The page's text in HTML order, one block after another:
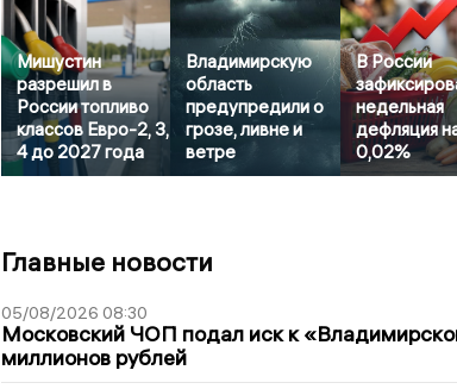
Мишустин
разрешил в
России топливо
классов Евро-2, 3,
4 до 2027 года
Владимирскую
область
предупредили о
грозе, ливне и
ветре
В России
недельная
дефляция
0,02%
Главные новости
05/08/2026 08:30
Московский ЧОП подал иск к
миллионов рублей